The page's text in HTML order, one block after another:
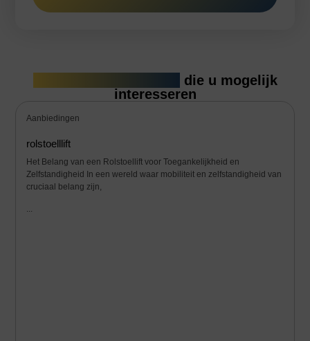
die u mogelijk
interesseren
Aanbiedingen
rolstoelllift
Het Belang van een Rolstoellift voor Toegankelijkheid en
Zelfstandigheid In een wereld waar mobiliteit en zelfstandigheid van
cruciaal belang zijn,
...